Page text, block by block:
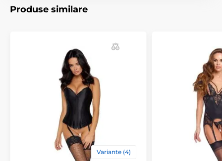
Produse similare
Variante (4)